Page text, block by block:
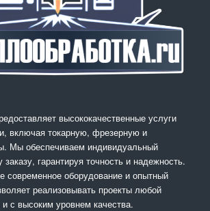
высококачественные услуги
включая токарную, фрезерную и
Мы обеспечиваем индивидуальный
гарантируя точность и надежность.
современное оборудование и опытный
реализовывать проекты любой
с высоким уровнем качества.